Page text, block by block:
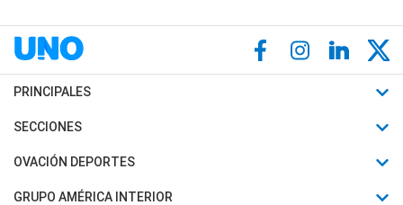
PRINCIPALES
Últimas Noticias
Política
SECCIONES
Horóscopo
Motores
OVACIÓN DEPORTES
Fútbol
GRUPO AMÉRICA INTERIOR